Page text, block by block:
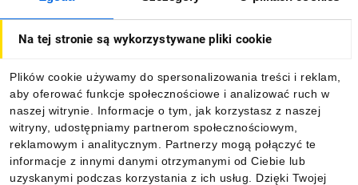
Na tej stronie są wykorzystywane pliki cookie
Plików cookie używamy do spersonalizowania treści i reklam,
aby oferować funkcje społecznościowe i analizować ruch w
naszej witrynie. Informacje o tym, jak korzystasz z naszej
witryny, udostępniamy partnerom społecznościowym,
reklamowym i analitycznym. Partnerzy mogą połączyć te
informacje z innymi danymi otrzymanymi od Ciebie lub
uzyskanymi podczas korzystania z ich usług. Dzięki Twojej
Informacje
Pobierz naszą aplikację mobilną: